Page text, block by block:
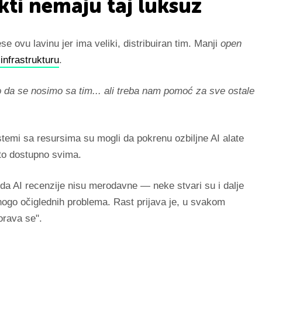
nemaju taj luksuz
ovu lavinu jer ima veliki, distribuiran tim. Manji open
.
da se nosimo sa tim... ali treba nam pomoć za sve ostale
sa resursima su mogli da pokrenu ozbiljne AI alate
dostupno svima.
AI recenzije nisu merodavne — neke stvari su i dalje
očiglednih problema. Rast prijava je, u svakom
se".